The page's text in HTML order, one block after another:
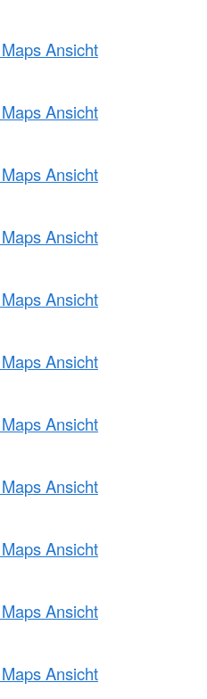
Ansicht
Ansicht
Ansicht
Ansicht
Ansicht
Ansicht
Ansicht
Ansicht
Ansicht
Ansicht
Ansicht